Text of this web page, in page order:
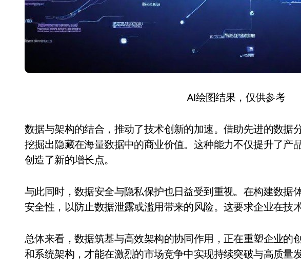
AI绘图结果，仅供参考
数据与架构的结合，推动了技术创新的加速。借助先进的数据
挖掘出隐藏在海量数据中的商业价值。这种能力不仅提升了产
创造了新的增长点。
与此同时，数据安全与隐私保护也日益受到重视。在构建数据
安全性，以防止数据泄露或滥用带来的风险。这要求企业在技
总体来看，数据筑基与高效架构的协同作用，正在重塑企业的
和系统架构，才能在激烈的市场竞争中实现持续突破与高质量发